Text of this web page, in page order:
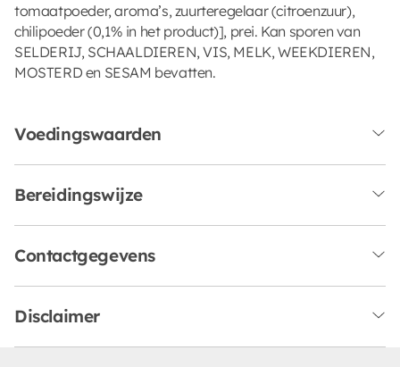
tomaatpoeder, aroma’s, zuurteregelaar (citroenzuur),
chilipoeder (0,1% in het product)], prei. Kan sporen van
SELDERIJ, SCHAALDIEREN, VIS, MELK, WEEKDIEREN,
MOSTERD en SESAM bevatten.
Voedingswaarden
Bereidingswijze
Contactgegevens
Disclaimer